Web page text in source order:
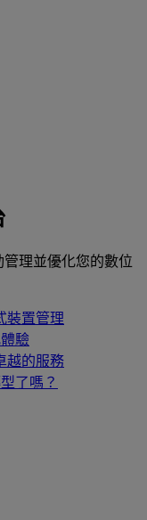
理並優化您的數位
裝置管理
驗
越的服務
了嗎？